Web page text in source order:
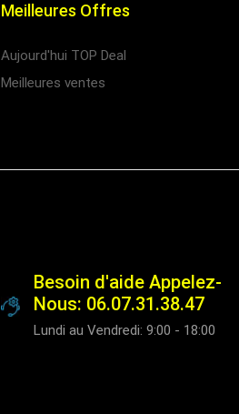
Meilleures Offres
Aujourd'hui TOP Deal
Meilleures ventes
Besoin d'aideAppelez-
Nous: 06.07.31.38.47
Lundi au Vendredi: 9:00 - 18:00